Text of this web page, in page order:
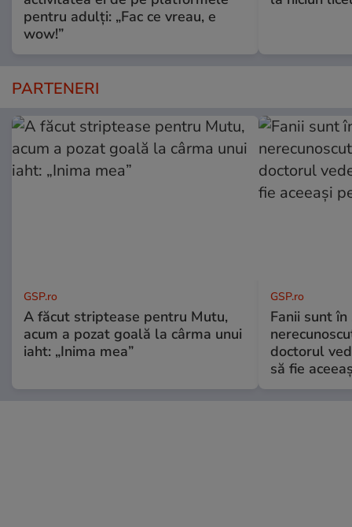
pentru adulți: „Fac ce vreau, e
wow!”
PARTENERI
GSP.ro
A făcut striptease pentru Mutu,
acum a pozat goală la cârma unui
iaht: „Inima mea”
GSP.ro
Fanii sunt în
doctorul
să fie